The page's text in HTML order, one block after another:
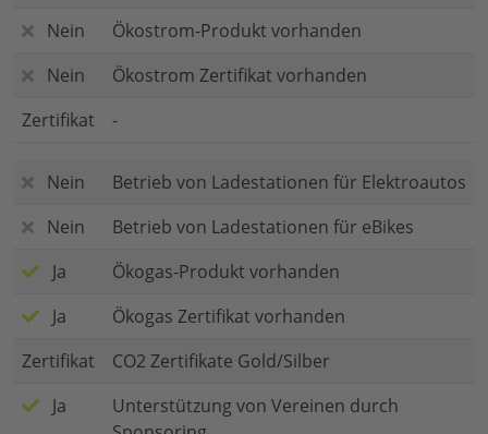
Nein
Ökostrom-Produkt vorhanden
Nein
Ökostrom Zertifikat vorhanden
Zertifikat
-
Nein
Betrieb von Ladestationen für Elektroautos
Nein
Betrieb von Ladestationen für eBikes
Ja
Ökogas-Produkt vorhanden
Ja
Ökogas Zertifikat vorhanden
Zertifikat
CO2 Zertifikate Gold/Silber
Ja
Unterstützung von Vereinen durch